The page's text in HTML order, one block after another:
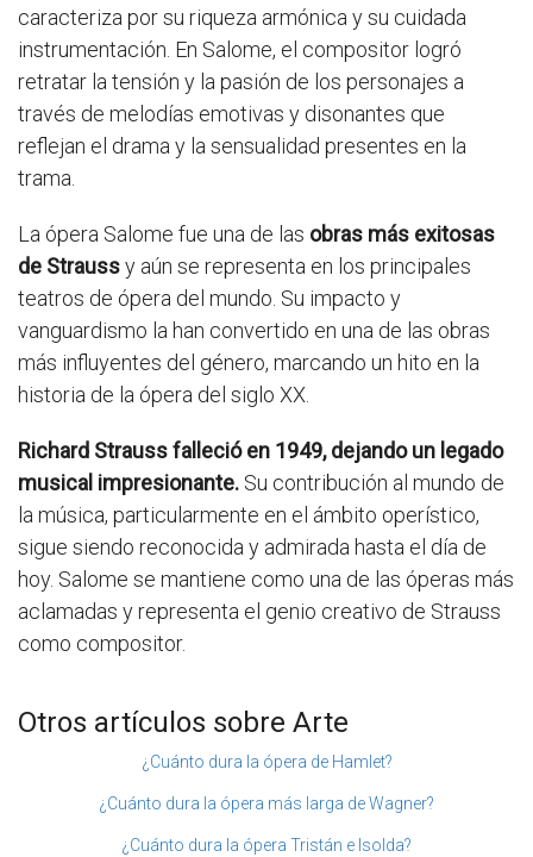
caracteriza por su riqueza armónica y su cuidada
instrumentación. En Salome, el compositor logró
retratar la tensión y la pasión de los personajes a
través de melodías emotivas y disonantes que
reflejan el drama y la sensualidad presentes en la
trama.
La ópera Salome fue una de las obras más exitosas
de Straussy aún se representa en los principales
teatros de ópera del mundo. Su impacto y
vanguardismo la han convertido en una de las obras
más influyentes del género, marcando un hito en la
historia de la ópera del siglo XX.
Richard Strauss falleció en 1949, dejando un legado
musical impresionante. Su contribución al mundo de
la música, particularmente en el ámbito operístico,
sigue siendo reconocida y admirada hasta el día de
hoy. Salome se mantiene como una de las óperas más
aclamadas y representa el genio creativo de Strauss
como compositor.
Otros artículos sobre Arte
¿Cuánto dura la ópera de Hamlet?
¿Cuánto dura la ópera más larga de Wagner?
¿Cuánto dura la ópera Tristán e Isolda?